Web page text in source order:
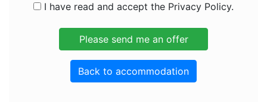
I have read and accept the Privacy Policy.
Back to accommodation